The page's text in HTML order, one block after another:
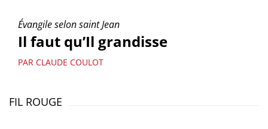
Évangile selon saint Jean
Il faut qu’Il grandisse
PAR CLAUDE COULOT
FIL ROUGE